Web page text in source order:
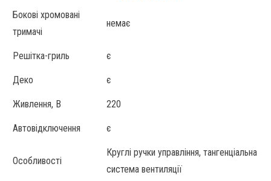
Бокові хромовані
тримачі
немає
Решітка-гриль є
Деко є
Живлення, В 220
Автовідключення є
Особливості
Круглі ручки управління, тангенціальна
система вентиляції